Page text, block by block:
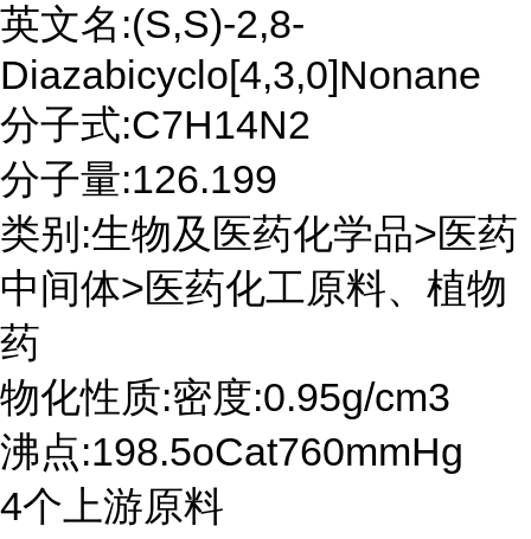
英文名:(S,S)-2,8-
Diazabicyclo[4,3,0]Nonane
分子式:C7H14N2
分子量:126.199
类别:生物及医药化学品>医药
中间体>医药化工原料、植物
药
物化性质:密度:0.95g/cm3
沸点:198.5oCat760mmHg
4个上游原料